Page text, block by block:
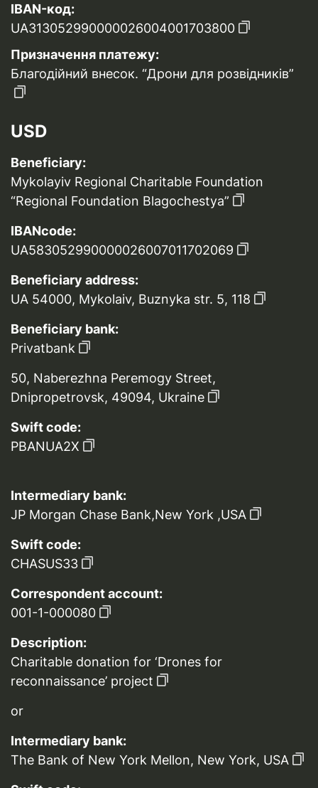
IBAN-код:
UA313052990000026004001703800
Призначення платежу:
Благодійний внесок. “Дрони для розвідників”
USD
Beneficiary:
Mykolayiv Regional Charitable Foundation
“Regional Foundation Blagochestya”
IBANcode:
UA583052990000026007011702069
Beneficiary address:
UA 54000, Mykolaiv, Buznyka str. 5, 118
Beneficiary bank:
Privatbank
50, Naberezhna Peremogy Street,
Dnipropetrovsk, 49094, Ukraine
Swift code:
PBANUA2X
Intermediary bank:
JP Morgan Chase Bank,New York ,USA
Swift code:
CHASUS33
Correspondent account:
001-1-000080
Description:
Charitable donation for ‘Drones for
reconnaissance’ project
or
Intermediary bank:
The Bank of New York Mellon, New York, USA